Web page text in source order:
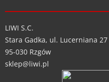
LIWI S.C.
Stara Gadka, ul. Lucerniana 27
95-030 Rzgów
sklep@liwi.pl